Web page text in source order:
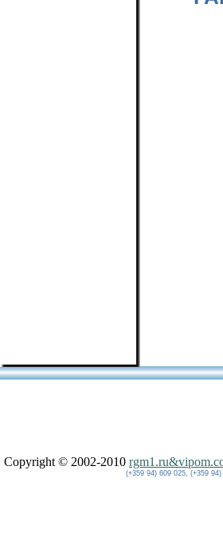
Copyright © 2002-2010
(+359 94) 609 025, (+359